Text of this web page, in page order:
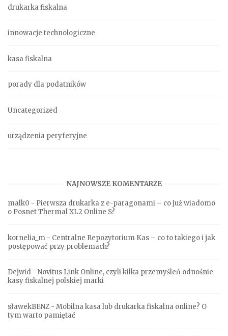
drukarka fiskalna
innowacje technologiczne
kasa fiskalna
porady dla podatników
Uncategorized
urządzenia peryferyjne
NAJNOWSZE KOMENTARZE
malk0 - Pierwsza drukarka z e-paragonami – co już wiadomo
o Posnet Thermal XL2 Online S?
kornelia_m - Centralne Repozytorium Kas – co to takiego i jak
postępować przy problemach?
Dejwid - Novitus Link Online, czyli kilka przemyśleń odnośnie
kasy fiskalnej polskiej marki
sławekBENZ - Mobilna kasa lub drukarka fiskalna online? O
tym warto pamiętać